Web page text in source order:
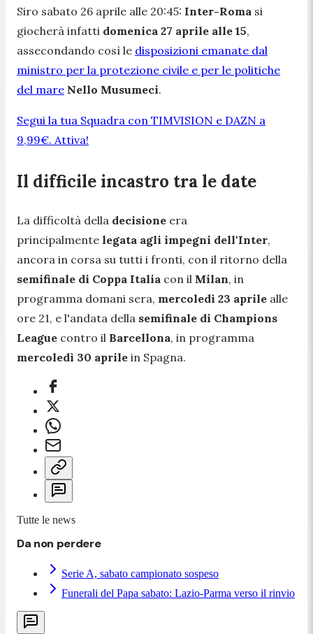
Siro sabato 26 aprile alle 20:45: Inter-Roma si
giocherà infatti domenica 27 aprile alle 15,
assecondando così le disposizioni emanate dal
ministro per la protezione civile e per le politiche
del mare Nello Musumeci.
Segui la tua Squadra con TIMVISION e DAZN a
9,99€. Attiva!
Il difficile incastro tra le date
La difficoltà della decisione era
principalmente legata agli impegni dell'Inter,
ancora in corsa su tutti i fronti, con il ritorno della
semifinale di Coppa Italia con il Milan, in
programma domani sera, mercoledì 23 aprile alle
ore 21, e l'andata della semifinale di Champions
League contro il Barcellona, in programma
mercoledì 30 aprile in Spagna.
Tutte le news
Da non perdere
Serie A, sabato campionato sospeso
Funerali del Papa sabato: Lazio-Parma verso il rinvio